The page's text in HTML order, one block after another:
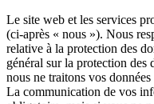
Le site web et les services
(ci-après « nous »). Nous
relative à la protection des
général sur la protection
nous ne traitons vos
La communication de vos